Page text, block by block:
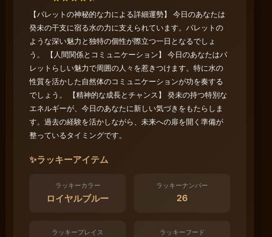
【パレットの神秘的な力による詳細運勢】 今日のあなたは
癸未の干支に宿る水の力に支えられています。パレットの
ような深い魅力と独特の個性が際立つ一日となるでしょ
う。 【人間関係とコミュニケーション】 今日のあなたはパ
レットらしい魅力で周囲の人々を惹きつけます。特に水の
性質を活かした自然体のコミュニケーションが功を奏する
でしょう。 【精神的な成長とチャンス】 癸未の持つ特別な
エネルギーが、今日のあなたに新しい気づきをもたらしま
す。過去の経験を活かしながら、未来への扉を開く準備が
整っているタイミングです。
✨ラッキーアイテム
ラッキーカラー
ロイヤルブルー
ラッキーナンバー
26
ラッキープレイス ラッキーフード